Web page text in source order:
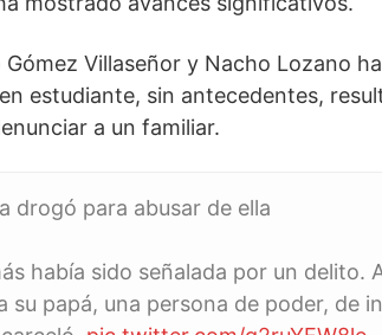
Villaseñor y Nacho Lozano
estudiante, sin antecedentes,
a un familiar.
drogó para abusar de ella
había sido señalada por un
su papá, una persona de poder, de